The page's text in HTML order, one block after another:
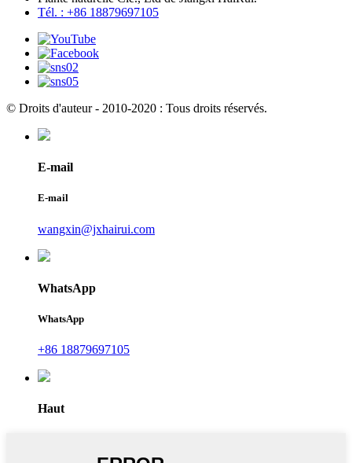
Tél. : +86 18879697105
© Droits d'auteur - 2010-2020 : Tous droits réservés.
E-mail
E-mail
wangxin@jxhairui.com
WhatsApp
WhatsApp
+86 18879697105
Haut